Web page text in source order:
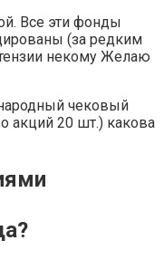
Все эти фонды
(за редким
некому Желаю
чековый
акций 20 шт.) какова